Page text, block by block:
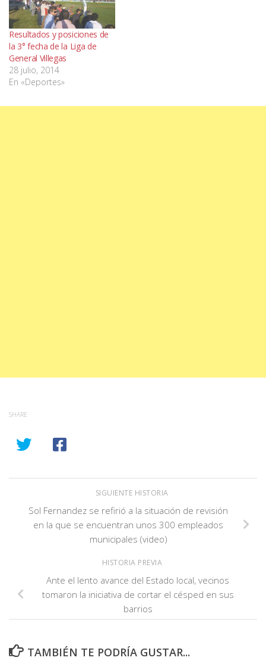
Resultados y posiciones de
la 3° fecha de la Liga de
General Villegas
28 julio, 2014
En «Deportes»
SHARE
SIGUIENTE HISTORIA
Sol Fernandez se refirió a la situación de revisión
en la que se encuentran unos 300 empleados
municipales (video)
HISTORIA PREVIA
Ante el lento avance del Estado local, vecinos
tomaron la iniciativa de cortar el césped en sus
barrios
TAMBIÉN TE PODRÍA GUSTAR...